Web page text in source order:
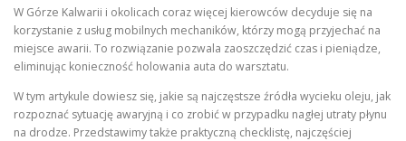
W Górze Kalwarii i okolicach coraz więcej kierowców decyduje się na
korzystanie z usług mobilnych mechaników, którzy mogą przyjechać na
miejsce awarii. To rozwiązanie pozwala zaoszczędzić czas i pieniądze,
eliminując konieczność holowania auta do warsztatu.
W tym artykule dowiesz się, jakie są najczęstsze źródła wycieku oleju, jak
rozpoznać sytuację awaryjną i co zrobić w przypadku nagłej utraty płynu
na drodze. Przedstawimy także praktyczną checklistę, najczęściej